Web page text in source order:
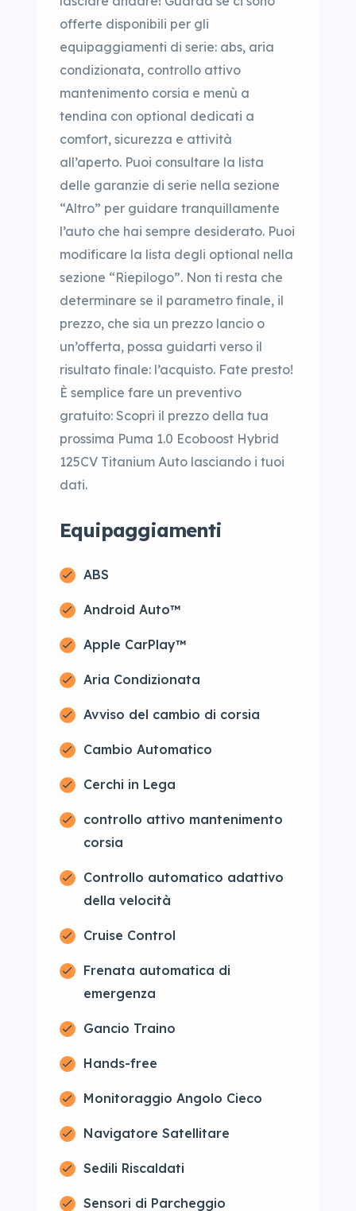
offerte disponibili per gli
equipaggiamenti di serie: abs, aria
condizionata, controllo attivo
mantenimento corsia e menù a
tendina con optional dedicati a
comfort, sicurezza e attività
all’aperto. Puoi consultare la lista
delle garanzie di serie nella sezione
“Altro” per guidare tranquillamente
l’auto che hai sempre desiderato. Puoi
modificare la lista degli optional nella
sezione “Riepilogo”. Non ti resta che
determinare se il parametro finale, il
prezzo, che sia un prezzo lancio o
un’offerta, possa guidarti verso il
risultato finale: l’acquisto. Fate presto!
È semplice fare un preventivo
gratuito: Scopri il prezzo della tua
prossima Puma 1.0 Ecoboost Hybrid
125CV Titanium Auto lasciando i tuoi
dati.
Equipaggiamenti
ABS
Android Auto™
Apple CarPlay™
Aria Condizionata
Avviso del cambio di corsia
Cambio Automatico
Cerchi in Lega
controllo attivo mantenimento
corsia
Controllo automatico adattivo
della velocità
Cruise Control
Frenata automatica di
emergenza
Gancio Traino
Hands-free
Monitoraggio Angolo Cieco
Navigatore Satellitare
Sedili Riscaldati
Sensori di Parcheggio